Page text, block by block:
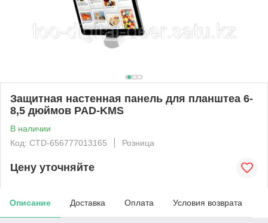
Защитная настенная панель для планштеа 6-
8,5 дюймов PAD-KMS
В наличии
Код: CTD-656777013165
Розница
Цену уточняйте
Описание Доставка Оплата Условия возврата